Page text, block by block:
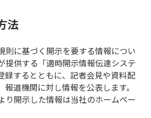
法
則に基づく開示を要する情報につい
提供する「適時開示情報伝達システ
録するとともに、記者会見や資料配
道機関に対し情報を公表します。
り開示した情報は当社のホームペー